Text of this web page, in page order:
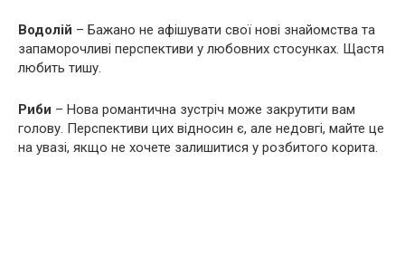
Водолій – Бажано не афішувати свої нові знайомства та
запаморочливі перспективи у любовних стосунках. Щастя
любить тишу.
Риби – Нова романтична зустріч може закрутити вам
голову. Перспективи цих відносин є, але недовгі, майте це
на увазі, якщо не хочете залишитися у розбитого корита.